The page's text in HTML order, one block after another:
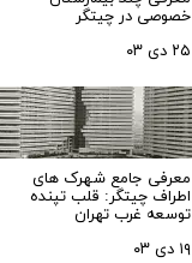
خصوصی در چیتگر
۲۵ دی ۰۳
معرفی جامع شهرک‌ های
اطراف چیتگر: قلب تپنده
توسعه غرب تهران
۱۹ دی ۰۳